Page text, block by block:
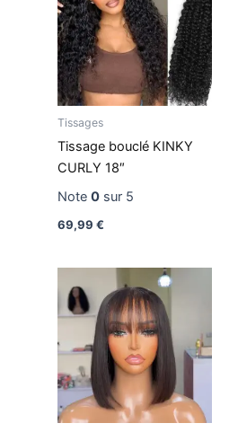
Tissages
Tissage bouclé KINKY
CURLY 18″
Note 0sur 5
69,99 €